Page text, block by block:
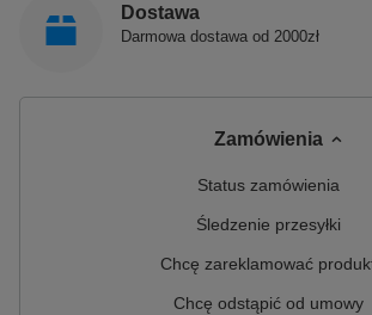
Dostawa
Darmowa dostawa od 2000zł
Zamówienia
Status zamówienia
Śledzenie przesyłki
Chcę zareklamować
Chcę odstąpić od umowy